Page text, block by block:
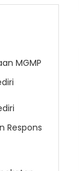
MGMP
Respons